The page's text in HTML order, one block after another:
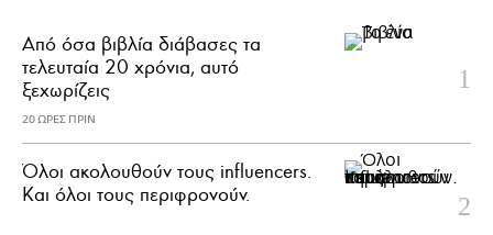
Από όσα βιβλία διάβασες τα
τελευταία 20 χρόνια, αυτό
ξεχωρίζεις
20 ΩΡΕΣ ΠΡΙΝ
Όλοι ακολουθούν τους influencers.
Και όλοι τους περιφρονούν.